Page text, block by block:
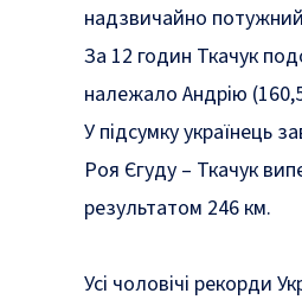
надзвичайно
За 12 годин Ткачук
належало Андрію
У підсумку українець
Роя Єгуду – Ткачук
результатом 246 км.
Усі чоловічі рекорди